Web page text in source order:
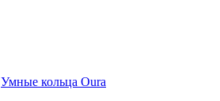
Умные кольца Oura